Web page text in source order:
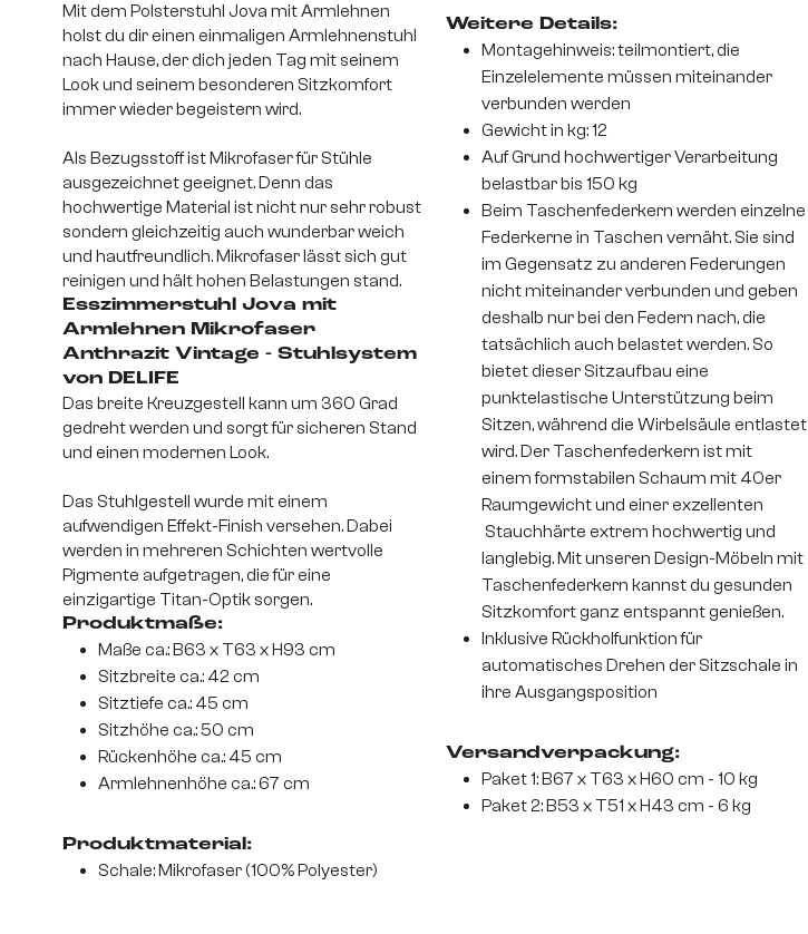
Mit dem Polsterstuhl Jova mit Armlehnen
holst du dir einen einmaligen Armlehnenstuhl
nach Hause, der dich jeden Tag mit seinem
Look und seinem besonderen Sitzkomfort
immer wieder begeistern wird.
Als Bezugsstoff ist Mikrofaser für Stühle
ausgezeichnet geeignet. Denn das
hochwertige Material ist nicht nur sehr robust
sondern gleichzeitig auch wunderbar weich
und hautfreundlich. Mikrofaser lässt sich gut
reinigen und hält hohen Belastungen stand.
Esszimmerstuhl Jova mit
Armlehnen Mikrofaser
Anthrazit Vintage - Stuhlsystem
von DELIFE
Das breite Kreuzgestell kann um 360 Grad
gedreht werden und sorgt für sicheren Stand
und einen modernen Look.
Das Stuhlgestell wurde mit einem
aufwendigen Effekt-Finish versehen. Dabei
werden in mehreren Schichten wertvolle
Pigmente aufgetragen, die für eine
einzigartige Titan-Optik sorgen.
Produktmaße:
Maße ca.: B63 x T63 x H93 cm
Sitzbreite ca.: 42 cm
Sitztiefe ca.: 45 cm
Sitzhöhe ca.: 50 cm
Rückenhöhe ca.: 45 cm
Armlehnenhöhe ca.: 67 cm
Produktmaterial:
Schale: Mikrofaser (100% Polyester)
Weitere Details:
Montagehinweis: teilmontiert, die
Einzelelemente müssen miteinander
verbunden werden
Gewicht in kg: 12
Auf Grund hochwertiger Verarbeitung
belastbar bis 150 kg
Beim Taschenfederkern werden einzelne
Federkerne in Taschen vernäht. Sie sind
im Gegensatz zu anderen Federungen
nicht miteinander verbunden und geben
deshalb nur bei den Federn nach, die
tatsächlich auch belastet werden. So
bietet dieser Sitzaufbau eine
punktelastische Unterstützung beim
Sitzen, während die Wirbelsäule entlastet
wird. Der Taschenfederkern ist mit
einem formstabilen Schaum mit 40er
Raumgewicht und einer exzellenten
Stauchhärte extrem hochwertig und
langlebig. Mit unseren Design-Möbeln mit
Taschenfederkern kannst du gesunden
Sitzkomfort ganz entspannt genießen.
Inklusive Rückholfunktion für
automatisches Drehen der Sitzschale in
ihre Ausgangsposition
Versandverpackung:
Paket 1: B67 x T63 x H60 cm - 10 kg
Paket 2: B53 x T51 x H43 cm - 6 kg